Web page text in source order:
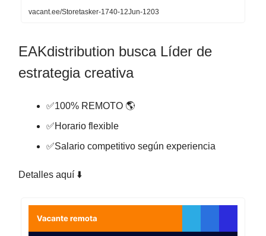
vacant.ee/Storetasker-1740-12Jun-1203
EAKdistribution busca Líder de
estrategia creativa
✅100% REMOTO 🌎
✅Horario flexible
✅Salario competitivo según experiencia
Detalles aquí ⬇️